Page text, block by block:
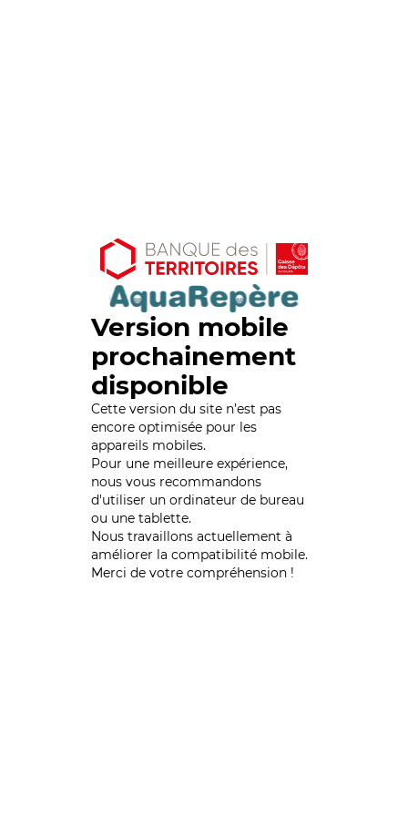
Version mobile
prochainement
disponible
Cette version du site n’est pas
encore optimisée pour les
appareils mobiles.
Pour une meilleure expérience,
nous vous recommandons
d'utiliser un ordinateur de bureau
ou une tablette.
Nous travaillons actuellement à
améliorer la compatibilité mobile.
Merci de votre compréhension !